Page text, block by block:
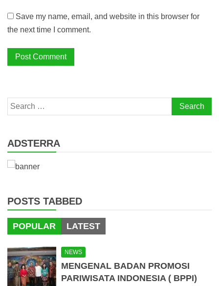
Save my name, email, and website in this browser for
the next time I comment.
Search
for:
ADSTERRA
POSTS TABBED
POPULAR LATEST
NEWS
MENGENAL BADAN PROMOSI
PARIWISATA INDONESIA ( BPPI)